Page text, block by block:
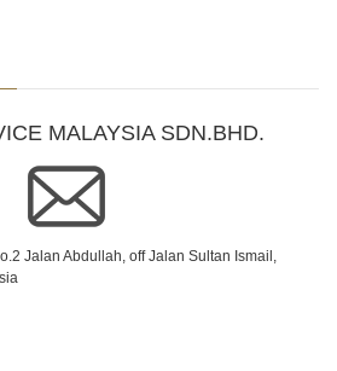
MALAYSIA SDN.BHD.
Jalan Abdullah, off Jalan Sultan Ismail,